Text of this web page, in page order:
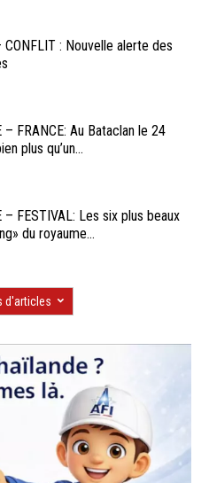
CONFLIT : Nouvelle alerte des
FRANCE: Au Bataclan le 24
plus qu’un...
– FESTIVAL: Les six plus beaux
du royaume...
d'articles